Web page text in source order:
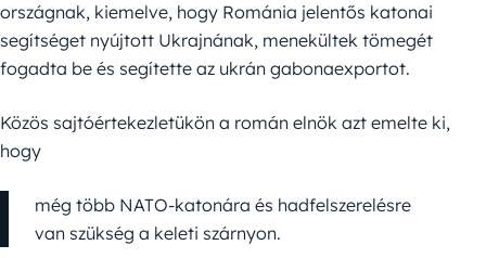
országnak, kiemelve, hogy Románia jelentős katonai
segítséget nyújtott Ukrajnának, menekültek tömegét
fogadta be és segítette az ukrán gabonaexportot.
Közös sajtóértekezletükön a román elnök azt emelte ki,
hogy
még több NATO-katonára és hadfelszerelésre
van szükség a keleti szárnyon.